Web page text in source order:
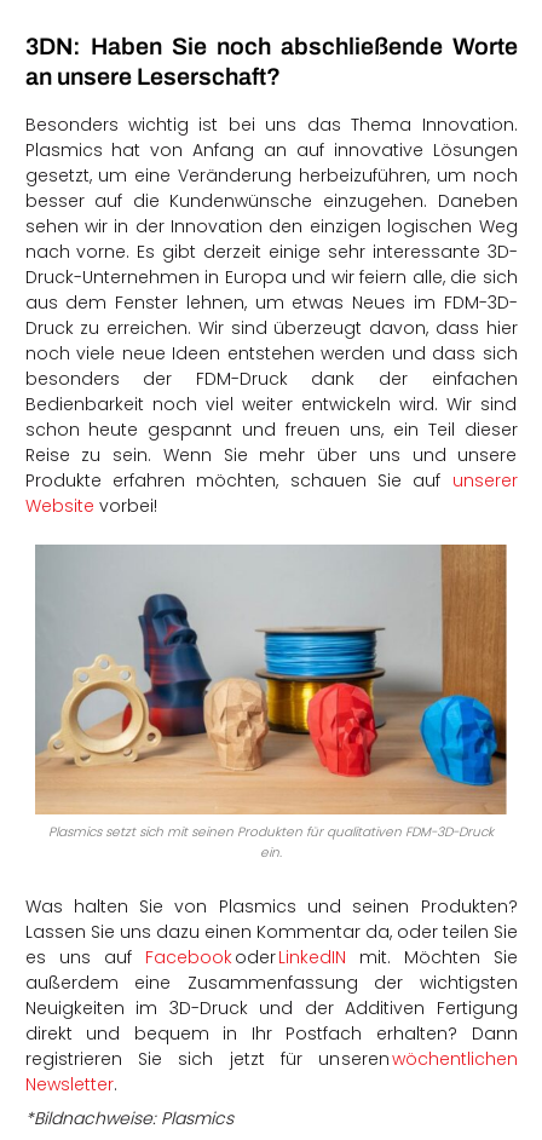
3DN: Haben Sie noch abschließende Worte
an unsere Leserschaft?
Besonders wichtig ist bei uns das Thema Innovation.
Plasmics hat von Anfang an auf innovative Lösungen
gesetzt, um eine Veränderung herbeizuführen, um noch
besser auf die Kundenwünsche einzugehen. Daneben
sehen wir in der Innovation den einzigen logischen Weg
nach vorne. Es gibt derzeit einige sehr interessante 3D-
Druck-Unternehmen in Europa und wir feiern alle, die sich
aus dem Fenster lehnen, um etwas Neues im FDM-3D-
Druck zu erreichen. Wir sind überzeugt davon, dass hier
noch viele neue Ideen entstehen werden und dass sich
besonders der FDM-Druck dank der einfachen
Bedienbarkeit noch viel weiter entwickeln wird. Wir sind
schon heute gespannt und freuen uns, ein Teil dieser
Reise zu sein. Wenn Sie mehr über uns und unsere
Produkte erfahren möchten, schauen Sie auf unserer
Website vorbei!
Plasmics setzt sich mit seinen Produkten für qualitativen FDM-3D-Druck
ein.
Was halten Sie von Plasmics und seinen Produkten?
Lassen Sie uns dazu einen Kommentar da, oder teilen Sie
es uns auf
FacebookoderLinkedIN mit. Möchten Sie
außerdem eine Zusammenfassung der wichtigsten
Neuigkeiten im 3D-Druck und der Additiven Fertigung
direkt und bequem in Ihr Postfach erhalten? Dann
registrieren Sie sich jetzt für unserenwöchentlichen
Newsletter.
*Bildnachweise: Plasmics